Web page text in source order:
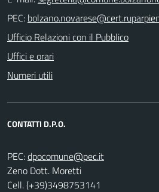
PEC:
Ufficio Relazioni con il Pubblico
Uffici e orari
Numeri utili
CONTATTI D.P.O.
PEC:
Zeno Dott. Moretti
Cell. (+39)3498753141